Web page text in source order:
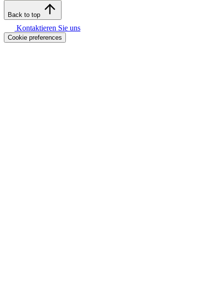
Back to top
Kontaktieren Sie uns
Cookie preferences